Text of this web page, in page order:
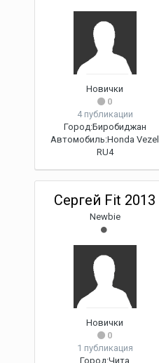
Новички
0
4 публикации
Город:Биробиджан
Автомобиль:Honda Vezel
RU4
Сергей Fit 2013
Newbie
Новички
0
1 публикация
Город:Чита